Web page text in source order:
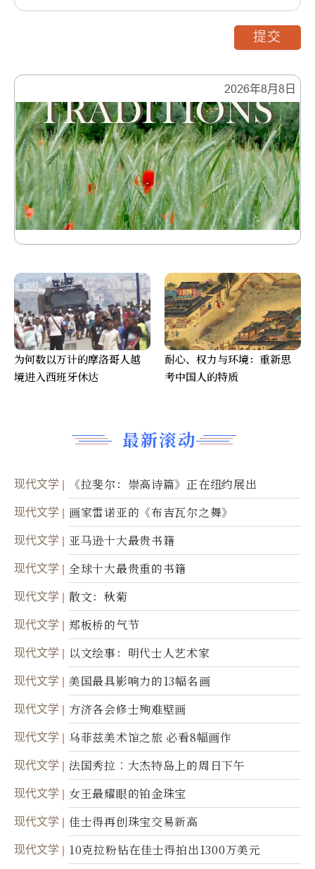
2026年8月8日
最新滚动
现代文学 《拉斐尔：崇高诗篇》正在纽约展出
现代文学 画家雷诺亚的《布吉瓦尔之舞》
现代文学 亚马逊十大最贵书籍
现代文学 全球十大最贵重的书籍
现代文学 散文：秋菊
现代文学 郑板桥的气节
现代文学 以文绘事：明代士人艺术家
现代文学 美国最具影响力的13幅名画
现代文学 方济各会修士殉难壁画
现代文学 乌菲兹美术馆之旅 必看8幅画作
现代文学 法国秀拉︰大杰特岛上的周日下午
现代文学 女王最耀眼的铂金珠宝
现代文学 佳士得再创珠宝交易新高
现代文学 10克拉粉钻在佳士得拍出1300万美元
提交
为何数以万计的摩洛哥人越
境进入西班牙休达
耐心、权力与环境：重新思
考中国人的特质